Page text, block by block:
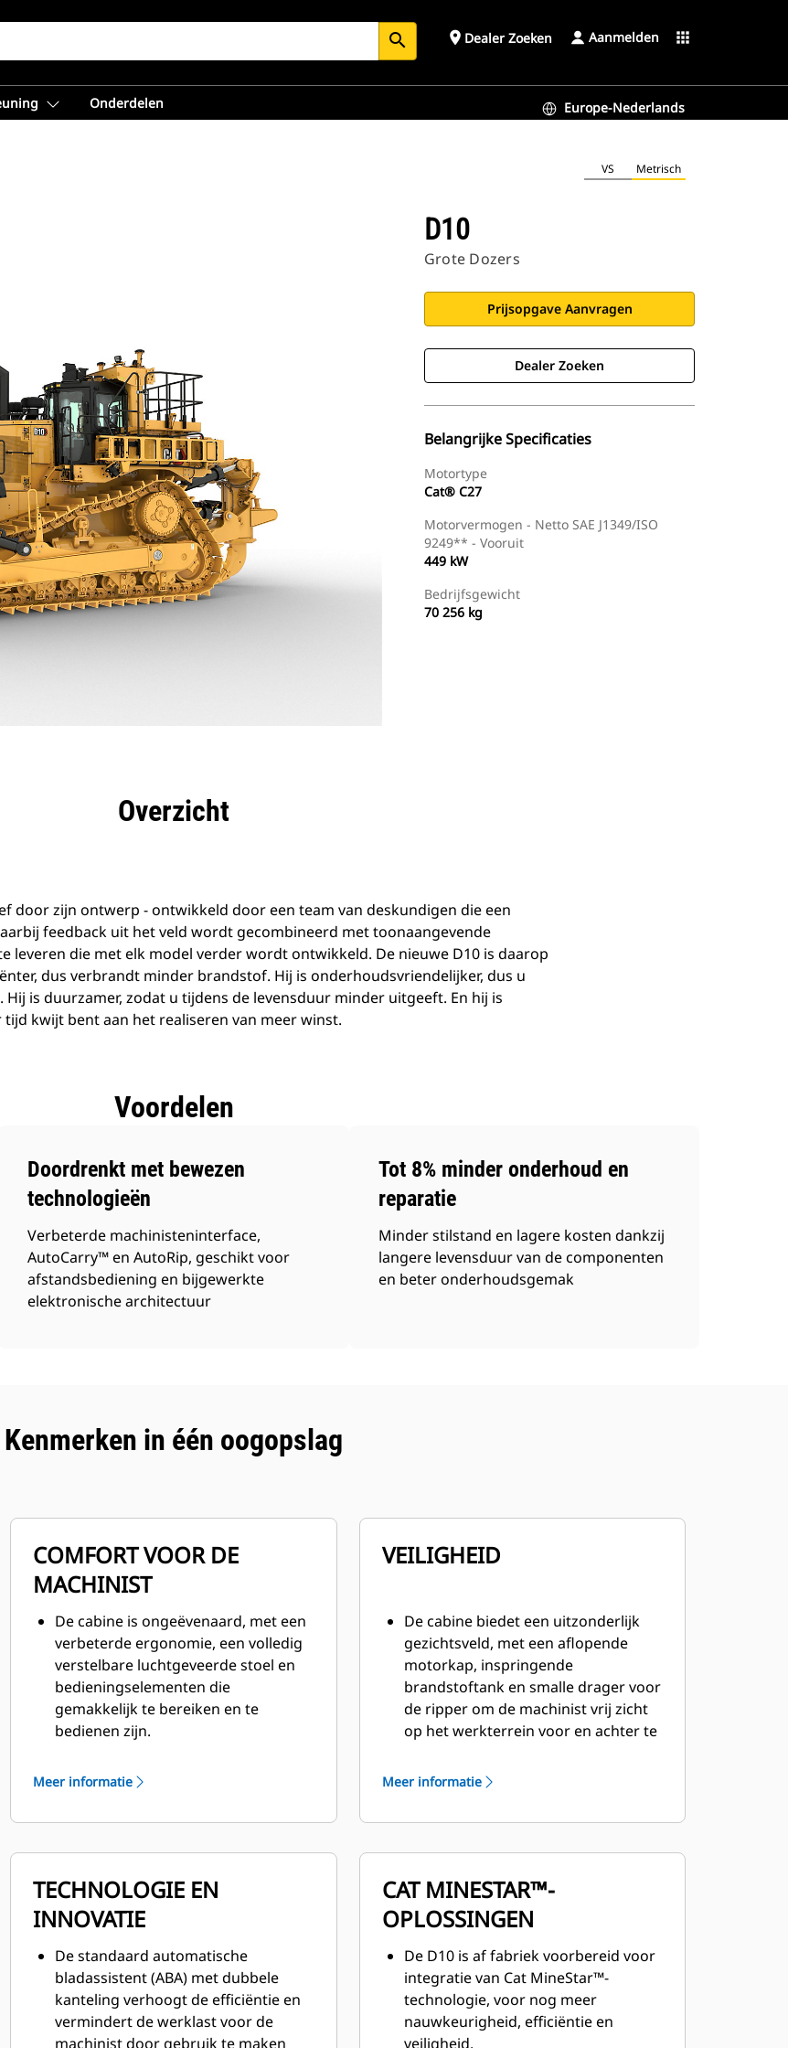
search place Dealer Zoeken Aanmelden apps
Onderdelen Europe-Nederlands
VS Metrisch
D10
Grote Dozers
Prijsopgave Aanvragen
Dealer Zoeken
Belangrijke Specificaties
Motortype
Cat® C27
Motorvermogen - Netto SAE J1349/ISO
9249** - Vooruit
449 kW
Bedrijfsgewicht
70 256 kg
Productdownloads
technologieOverzicht
door zijn ontwerp - ontwikkeld door een team van deskundigen die een
feedback uit het veld wordt gecombineerd met toonaangevende
leveren die met elk model verder wordt ontwikkeld. De nieuwe D10 is daarop
dus verbrandt minder brandstof. Hij is onderhoudsvriendelijker, dus u
is duurzamer, zodat u tijdens de levensduur minder uitgeeft. En hij is
kwijt bent aan het realiseren van meer winst.
Voordelen
Doordrenkt met bewezen
technologieën
Verbeterde machinisteninterface,
AutoCarry™ en AutoRip, geschikt voor
afstandsbediening en bijgewerkte
elektronische architectuur
Tot 8% minder onderhoud en
reparatie
Minder stilstand en lagere kosten dankzij
langere levensduur van de componenten
en beter onderhoudsgemak
Kenmerken in één oogopslag
COMFORT VOOR DE
MACHINIST
De cabine is ongeëvenaard, met een
verbeterde ergonomie, een volledig
verstelbare luchtgeveerde stoel en
bedieningselementen die
gemakkelijk te bereiken en te
bedienen zijn.
absorbeert schokken en vermindert
met maximaal 50% voor een
klimaatregelsysteem past
automatisch de verwarming en
airconditioning aan om de hele dag
een constante temperatuur te
handhaven.
Ultralichte elektronische sturing en
gebruiksvriendelijke
bedieningselementen voor ripper en
Meer informatie
VEILIGHEID
De cabine biedet een uitzonderlijk
gezichtsveld, met een aflopende
motorkap, inspringende
brandstoftank en smalle drager voor
de ripper om de machinist vrij zicht
op het werkterrein voor en achter te
Het optionele 360 Vision-
cabine vergroot de zichtbaarheid
blokkeerbeveiliging verbetert het in-
en uitstappen.
De toegang op maaiveldhoogte, de
naar voren scharnierende
cabinedeur, de verwijderde
smeerpunten voor de hefcilinder en
de secundaire retentie op de
scharnierende
Meer informatie
TECHNOLOGIE EN
INNOVATIE
De standaard automatische
bladassistent (ABA) met dubbele
kanteling verhoogt de efficiëntie en
vermindert de werklast voor de
machinist door gebruik te maken
CAT MINESTAR™-
OPLOSSINGEN
De D10 is af fabriek voorbereid voor
integratie van Cat MineStar™-
technologie, voor nog meer
nauwkeurigheid, efficiëntie en
veiligheid.